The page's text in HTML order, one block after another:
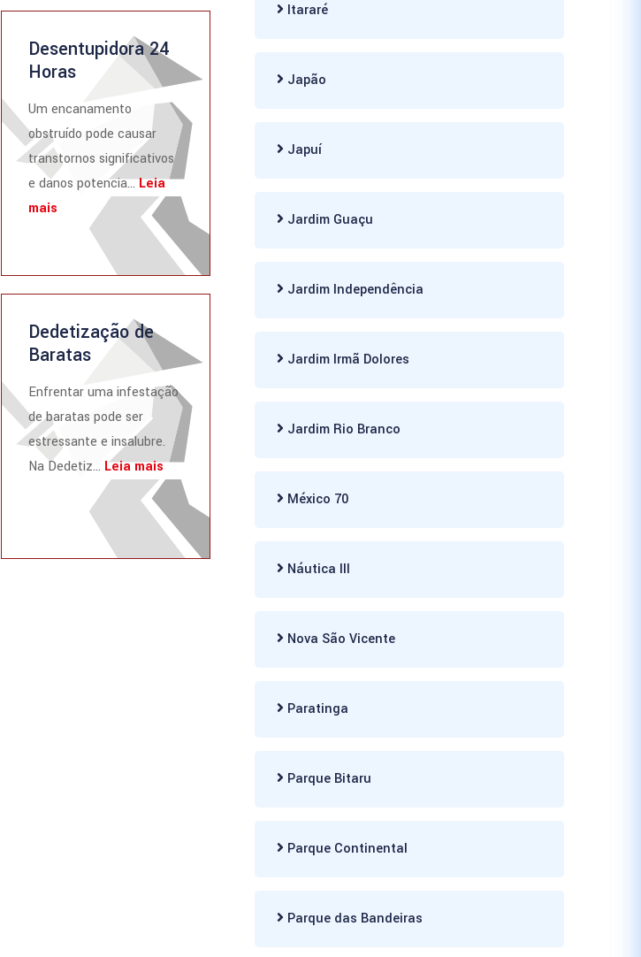
Desentupidora 24
Horas
Um encanamento
obstruído pode causar
transtornos significativos
e danos potencia...Leia
mais
Dedetização de
Baratas
Enfrentar uma infestação
de baratas pode ser
estressante e insalubre.
Na Dedetiz... Leia mais
Itararé
Japão
Japuí
Jardim Guaçu
Jardim Independência
Jardim Irmã Dolores
Jardim Rio Branco
México 70
Náutica III
Nova São Vicente
Paratinga
Parque Bitaru
Parque Continental
Parque das Bandeiras